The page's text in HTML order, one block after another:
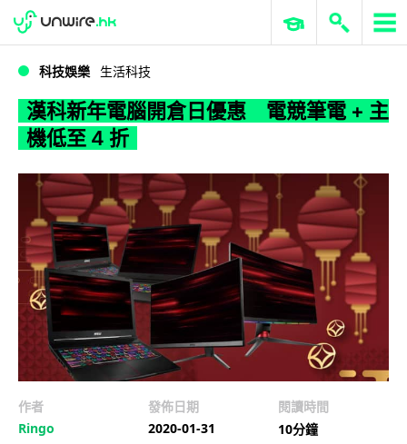
WWDC 2026 ERP 與商業 AI
科技娛樂 生活科技
漢科新年電腦開倉日優惠 電競筆電 + 主
機低至 4 折
作者
Ringo
發佈日期
2020-01-31
閱讀時間
10分鐘